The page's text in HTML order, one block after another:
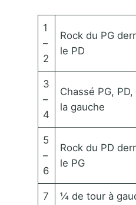
1
–
2
Rock du PG
le PD
3
–
4
Chassé PG,
la gauche
5
–
6
Rock du PD
le PG
7
¼ de tour à